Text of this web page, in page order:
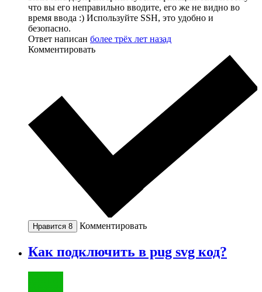
что вы его неправильно вводите, его же не видно во
время ввода :) Используйте SSH, это удобно и
безопасно.
Ответ написан более трёх лет назад
Комментировать
Нравится 8 Комментировать
Как подключить в pug svg код?